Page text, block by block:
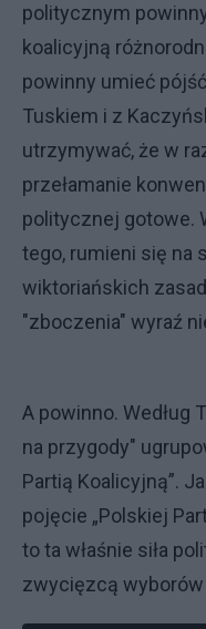
politycznym
koalicyjną
powinny umieć
Tuskiem i z
utrzymywać, że w
przełamanie
politycznej gotowe.
tego, rumieni się na
wiktoriańskich
"zboczenia" wyraź
A powinno. Według
na przygody"
Partią Koalicyjną”.
pojęcie „Polskiej
to ta właśnie siła
zwycięzcą wyborów